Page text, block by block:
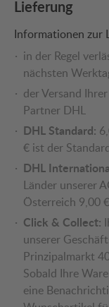
Lieferung
Informationen zur
in der Regel
nächsten
der Versand
Partner DHL
DHL Standard:
€ ist der
DHL
Länder unserer
Österreich 9,00
Click & Collect:
unserer
Prinzipalmarkt
Sobald Ihre
eine